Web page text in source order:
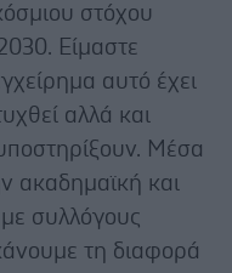
στόχου
Είμαστε
αυτό έχει
αλλά και
Μέσα
ακαδημαϊκή και
συλλόγους
τη διαφορά